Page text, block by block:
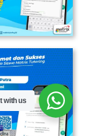
with us